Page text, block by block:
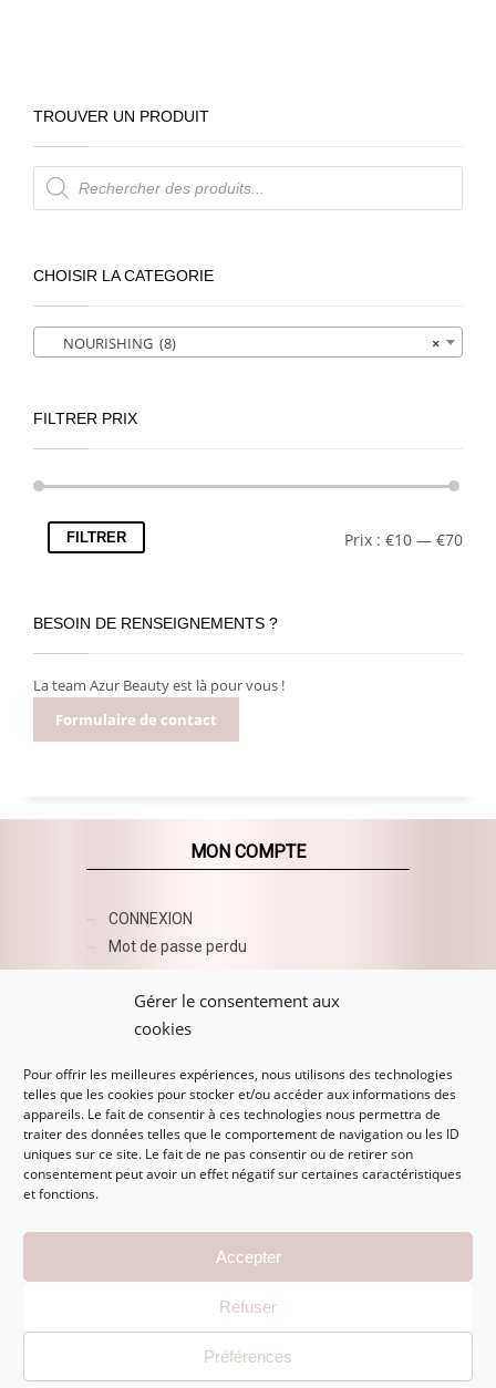
Gérer le consentement aux
cookies
Pour offrir les meilleures expériences, nous utilisons des technologies
telles que les cookies pour stocker et/ou accéder aux informations des
appareils. Le fait de consentir à ces technologies nous permettra de
traiter des données telles que le comportement de navigation ou les ID
uniques sur ce site. Le fait de ne pas consentir ou de retirer son
consentement peut avoir un effet négatif sur certaines caractéristiques
et fonctions.
Accepter
Refuser
Préférences
TROUVER UN PRODUIT
Recherche
de
produits
CHOISIR LA CATEGORIE
×
NOURISHING (8)
FILTRER PRIX
FILTRER Prix : €10 — €70
BESOIN DE RENSEIGNEMENTS ?
La team Azur Beauty est là pour vous !
Formulaire de contact
MON COMPTE
CONNEXION
Mot de passe perdu
AZUR BEAUTY ESHOP